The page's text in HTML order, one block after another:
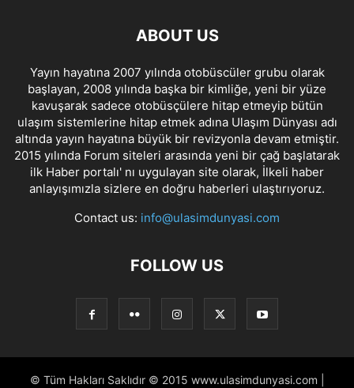
ABOUT US
Yayın hayatına 2007 yılında otobüscüler grubu olarak
başlayan, 2008 yılında başka bir kimliğe, yeni bir yüze
kavuşarak sadece otobüsçülere hitap etmeyip bütün
ulaşım sistemlerine hitap etmek adına Ulaşım Dünyası adı
altında yayın hayatına büyük bir revizyonla devam etmiştir.
2015 yılında Forum siteleri arasında yeni bir çağ başlatarak
ilk Haber portalı' nı uygulayan site olarak, İlkeli haber
anlayışımızla sizlere en doğru haberleri ulaştırıyoruz.
Contact us: info@ulasimdunyasi.com
FOLLOW US
© Tüm Hakları Saklıdır © 2015 www.ulasimdunyasi.com |